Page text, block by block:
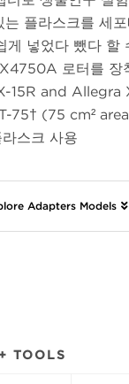
는 플라스크를 세
게 넣었다 뺐다 할
로터를 장
15R and Allegra
75† (75 cm²
스크 사용
Adapters Models
TOOLS